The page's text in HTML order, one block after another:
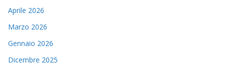
Aprile 2026
Marzo 2026
Gennaio 2026
Dicembre 2025